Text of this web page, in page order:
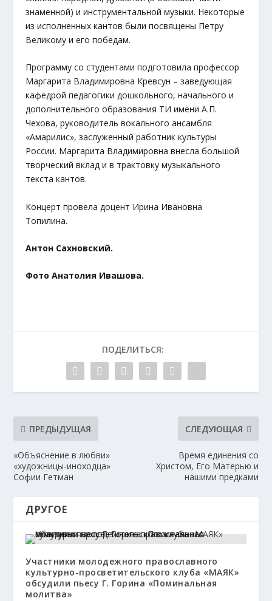
знаменной) и инструментальной музыки. Некоторые
из исполненных кантов были посвящены Петру
Великому и его победам.
Программу со студентами подготовила профессор
Маргарита Владимировна Кревсун – заведующая
кафедрой педагогики дошкольного, начального и
дополнительного образования ТИ имени А.П.
Чехова, руководитель вокального ансамбля
«Амарилис», заслуженный работник культуры
России. Маргарита Владимировна внесла большой
творческий вклад и в трактовку музыкального
текста кантов.
Концерт провела доцент Ирина Ивановна
Топилина.
Антон Сахновский.
Фото Анатолия Ивашова.
ПОДЕЛИТЬСЯ:
ПРЕДЫДУЩАЯ
«Объяснение в любви»
«художницы-иноходца»
Софии Гетман
СЛЕДУЮЩАЯ
Время единения со
Христом, Его Матерью и
нашими предками
ДРУГОЕ
Участники молодежного православного
культурно-просветительского клуба «МАЯК»
обсудили пьесу Г. Горина «Поминальная
молитва»